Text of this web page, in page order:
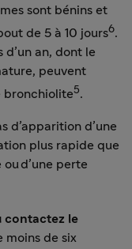
sont bénins et
de 5 à 10 jours6.
d’un an, dont le
peuvent
bronchiolite5.
d’apparition d’une
plus rapide que
d’une perte
contactez le
moins de six